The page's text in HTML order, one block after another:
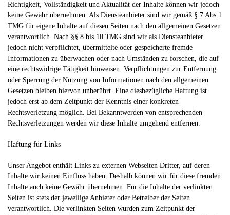
Richtigkeit, Vollständigkeit und Aktualität der Inhalte können wir jedoch
keine Gewähr übernehmen. Als Diensteanbieter sind wir gemäß § 7 Abs.1
TMG für eigene Inhalte auf diesen Seiten nach den allgemeinen Gesetzen
verantwortlich. Nach §§ 8 bis 10 TMG sind wir als Diensteanbieter
jedoch nicht verpflichtet, übermittelte oder gespeicherte fremde
Informationen zu überwachen oder nach Umständen zu forschen, die auf
eine rechtswidrige Tätigkeit hinweisen. Verpflichtungen zur Entfernung
oder Sperrung der Nutzung von Informationen nach den allgemeinen
Gesetzen bleiben hiervon unberührt. Eine diesbezügliche Haftung ist
jedoch erst ab dem Zeitpunkt der Kenntnis einer konkreten
Rechtsverletzung möglich. Bei Bekanntwerden von entsprechenden
Rechtsverletzungen werden wir diese Inhalte umgehend entfernen.
Haftung für Links
Unser Angebot enthält Links zu externen Webseiten Dritter, auf deren
Inhalte wir keinen Einfluss haben. Deshalb können wir für diese fremden
Inhalte auch keine Gewähr übernehmen. Für die Inhalte der verlinkten
Seiten ist stets der jeweilige Anbieter oder Betreiber der Seiten
verantwortlich. Die verlinkten Seiten wurden zum Zeitpunkt der